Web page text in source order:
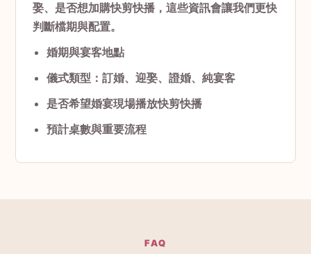
娶、是否想加購快剪快播，這些資訊會讓我們更快
判斷檔期與配置。
婚期與宴客地點
儀式類型：訂婚、迎娶、證婚、純宴客
是否希望婚宴現場播放快剪快播
預計桌數與重要流程
FAQ